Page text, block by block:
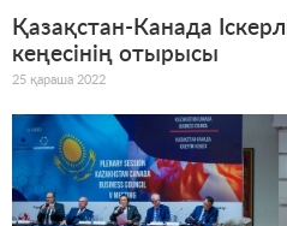
Қазақстан-Канада
кеңесінің отырысы
25 қараша 2022